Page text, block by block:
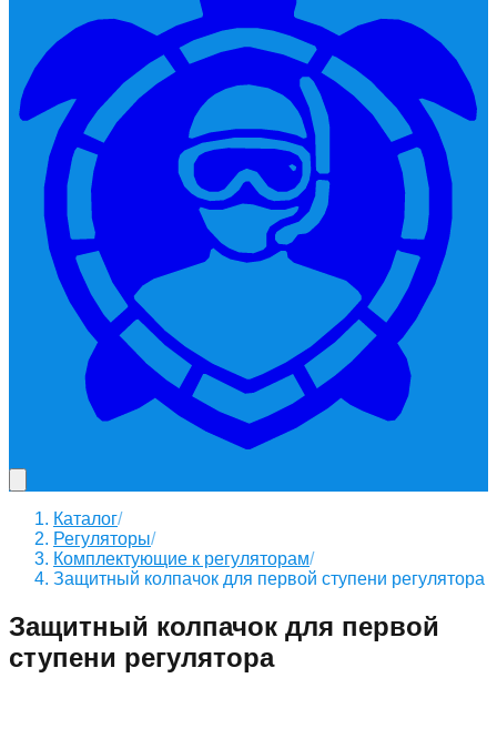
Каталог/
Регуляторы/
Комплектующие к регуляторам/
Защитный колпачок для первой ступени регулятора
Защитный колпачок для первой
ступени регулятора